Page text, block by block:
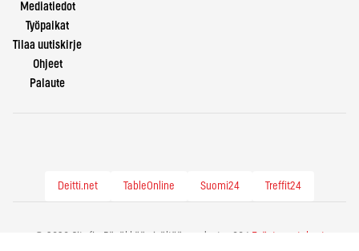
Mediatiedot
Työpaikat
Tilaa uutiskirje
Ohjeet
Palaute
Deitti.net TableOnline Suomi24 Treffit24